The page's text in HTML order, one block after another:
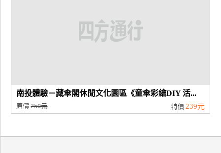
南投體驗－藏傘閣休閒文化園區《童傘彩繪DIY 活...
原價250元 特價 239元